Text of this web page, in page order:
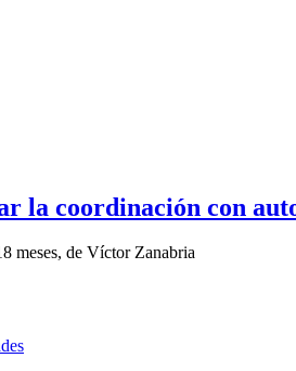
la coordinación con
meses, de Víctor Zanabria